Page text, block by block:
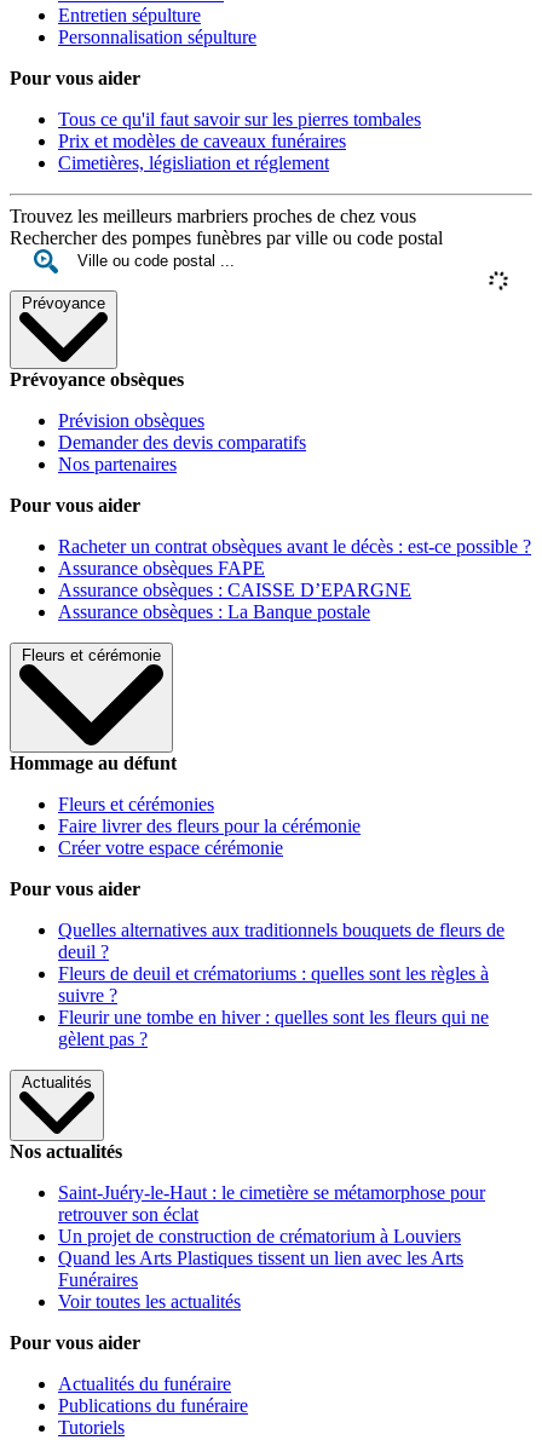
Entretien sépulture
Personnalisation sépulture
Pour vous aider
Tous ce qu'il faut savoir sur les pierres tombales
Prix et modèles de caveaux funéraires
Cimetières, législiation et réglement
Trouvez les meilleurs marbriers proches de chez vous
Rechercher des pompes funèbres par ville ou code postal
Prévoyance
Prévoyance obsèques
Prévision obsèques
Demander des devis comparatifs
Nos partenaires
Pour vous aider
Racheter un contrat obsèques avant le décès : est-ce possible ?
Assurance obsèques FAPE
Assurance obsèques : CAISSE D’EPARGNE
Assurance obsèques : La Banque postale
Fleurs et cérémonie
Hommage au défunt
Fleurs et cérémonies
Faire livrer des fleurs pour la cérémonie
Créer votre espace cérémonie
Pour vous aider
Quelles alternatives aux traditionnels bouquets de fleurs de
deuil ?
Fleurs de deuil et crématoriums : quelles sont les règles à
suivre ?
Fleurir une tombe en hiver : quelles sont les fleurs qui ne
gèlent pas ?
Actualités
Nos actualités
Saint-Juéry-le-Haut : le cimetière se métamorphose pour
retrouver son éclat
Un projet de construction de crématorium à Louviers
Quand les Arts Plastiques tissent un lien avec les Arts
Funéraires
Voir toutes les actualités
Pour vous aider
Actualités du funéraire
Publications du funéraire
Tutoriels